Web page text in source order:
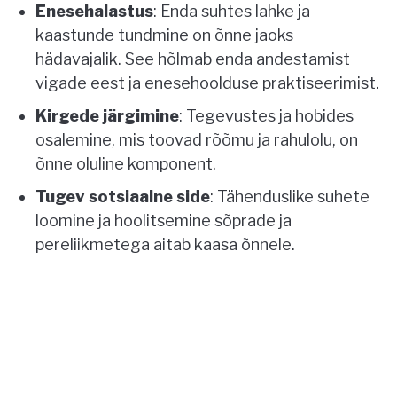
Enesehalastus: Enda suhtes lahke ja
kaastunde tundmine on õnne jaoks
hädavajalik. See hõlmab enda andestamist
vigade eest ja enesehoolduse praktiseerimist.
Kirgede järgimine: Tegevustes ja hobides
osalemine, mis toovad rõõmu ja rahulolu, on
õnne oluline komponent.
Tugev sotsiaalne side: Tähenduslike suhete
loomine ja hoolitsemine sõprade ja
pereliikmetega aitab kaasa õnnele.